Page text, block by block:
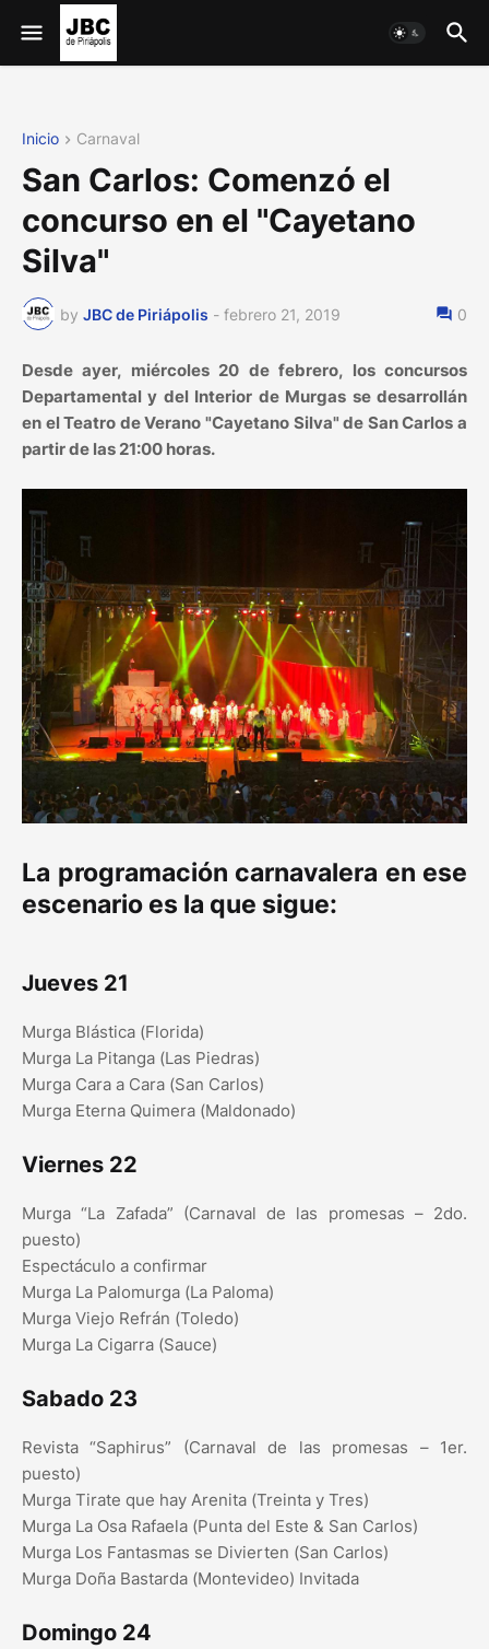
Inicio Carnaval
San Carlos: Comenzó el
concurso en el "Cayetano
Silva"
by JBC de Piriápolis - febrero 21, 2019 0
Desde ayer, miércoles 20 de febrero, los concursos
Departamental y del Interior de Murgas se desarrollán
en el Teatro de Verano "Cayetano Silva" de San Carlos a
partir de las 21:00 horas.
La programación carnavalera en ese
escenario es la que sigue:
Jueves 21
Murga Blástica (Florida)
Murga La Pitanga (Las Piedras)
Murga Cara a Cara (San Carlos)
Murga Eterna Quimera (Maldonado)
Viernes 22
Murga “La Zafada” (Carnaval de las promesas – 2do.
puesto)
Espectáculo a confirmar
Murga La Palomurga (La Paloma)
Murga Viejo Refrán (Toledo)
Murga La Cigarra (Sauce)
Sabado 23
Revista “Saphirus” (Carnaval de las promesas – 1er.
puesto)
Murga Tirate que hay Arenita (Treinta y Tres)
Murga La Osa Rafaela (Punta del Este & San Carlos)
Murga Los Fantasmas se Divierten (San Carlos)
Murga Doña Bastarda (Montevideo) Invitada
Domingo 24